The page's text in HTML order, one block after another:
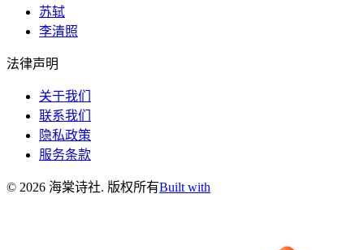
苏轼
李清照
法律声明
关于我们
联系我们
隐私政策
服务条款
© 2026 海棠诗社. 版权所有Built with